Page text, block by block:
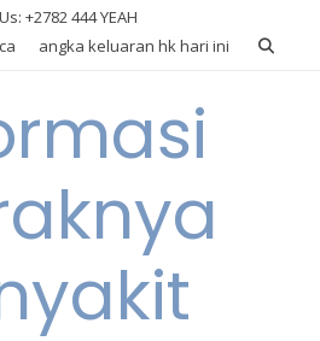
+2782 444 YEAH
angka keluaran hk hari ini